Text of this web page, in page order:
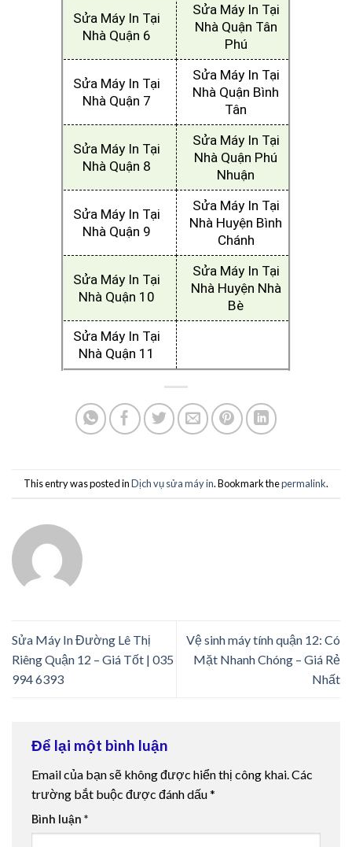
Sửa Máy In Tại
Nhà Quận 6
Sửa Máy In Tại
Nhà Quận Tân
Phú
Sửa Máy In Tại
Nhà Quận 7
Sửa Máy In Tại
Nhà Quận Bình
Tân
Sửa Máy In Tại
Nhà Quận 8
Sửa Máy In Tại
Nhà Quận Phú
Nhuận
Sửa Máy In Tại
Nhà Quận 9
Sửa Máy In Tại
Nhà Huyện Bình
Chánh
Sửa Máy In Tại
Nhà Quận 10
Sửa Máy In Tại
Nhà Huyện Nhà
Bè
Sửa Máy In Tại
Nhà Quận 11
This entry was posted inDịch vụ sửa máy in. Bookmark thepermalink.
Sửa Máy In Đường Lê Thị
Riêng Quận 12 – Giá Tốt | 035
994 6393
Vệ sinh máy tính quận 12: Có
Mặt Nhanh Chóng – Giá Rẻ
Nhất
Để lại một bình luận
Email của bạn sẽ không được hiển thị công khai.Các
trường bắt buộc được đánh dấu*
Bình luận *